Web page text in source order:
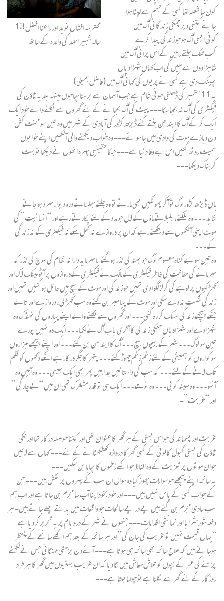
محترمہ افشاں نوید اور راعنا افضل 13
سالہ شبیر احمد کی والدہ کے ساتھ
کون‌سا شعلہ تھا کسی کے جسم سے لپٹا ہوا
جانے کتنی دیر چمکی زندگانی آگ میں
کوئی ایسی آگ ہو جو زندگی پیدا کرے
کب تلک جلتے رہیں گے اس پرانی آگ میں‌
شاہزادوں سے ملیں گی اب کہاں‌شہزادیاں
پھینک دی ہے کسی نے پریوں کی کہانی آگ میں (فاضل جمیلی)
یہ 11 ستمبر کی ڈھلتی ھوئی شام ہے جب آسمان سے برستا چھاجوں مینہہ بلدیہ ٹاؤن کی
فیکٹری کی آگ نہ بجھا سکا۔۔۔ پیٹ کی آگ بجھانے کے لئے گھروں سے نکلنے والے خود ایک
ایک کر کے آگ کا ایندھن بنتے گئے ڈیڑھ کڑور کی آبادی کے شہر میں وہ تین سو محنت کش
دن دہاڑے موت کی وادی میں جا سوئے۔۔۔ وہ خواب دیکھنے والی آنکھیں اپنے خوابوں
سمیت روٹھ گئیں اس بے وفا دنیا سے۔۔۔ جسکا حقیقیی چہرہ انھوں نے دیکھا تو بہت
کربناک دیکھا۔۔۔
ہاں ڈیڑھ کڑورلوگ تو آکر پھونکیں بھی مارتے تو وہ جلتے جھلساتے درو دیوار سرد ہو جاتے
شاید۔۔۔ وہ بلکتے، بلبلاتے ماؤں کے لال جو مدد کے لئے پکارتے رہے اور “انسانیت” کی
موت اپنی آنکھوں سے دیکھتے رہے کہ ان پر دروازے نہ کھل سکے نہ فیکٹری کے نہ زندگی
کے۔۔۔
وہ تین سو بے گناہ معصوم لوگ جو بھتہ کی نذر ہو گئے یا سرمایہ دارانہ نظام کی سوچ کی نذر کہ
سرمائے کی حفاظت کی خاطر فیکٹری کے مالک نے فیکٹری کےدروازوں پر آٹو میٹک لاک اور
کھڑکیوں پر لوہے کی گرلز لگوا دی تھیں جو زندگی اور موت کے بیچ میں حائل ہو گئیں تھیں اور
زندگی شکست نہ دے سکی اور موت کے پیامبر بن گئے وہ سب کھڑکی، دروازے اور تالے
جنکے پیچھے زندگی سسک کر رہ گئی۔۔۔ اور گھروں سے نکلنے والے اپنے پیاروں کی ٹھنڈک وہ
شہزادے اور شہزادیاں جنکی زندگی کا آخری باب آگ نے لکھا۔۔۔ ایک دو نہیں پورے
تین سو لوگ۔۔۔ شہر کے بیچوں بیچ۔۔۔ آگ کا ایندھن بن گئے۔۔۔ اور اپنے پیچھے ہزاروں
سوگواروں کو ہمیشی کے لئے زخم زخم چھوڑ گئے۔۔۔ پتھر کا جگر درکار ہے انکے دکھوں کو قلم
تک لانے کے لئے۔۔۔ کہ سب کی داستانیں جدا ہیں پھر بھی ایک جیسی۔۔۔ وہ آہیں وہ
آنسو۔۔۔ وہ سینہ کوبی۔۔۔ وہ نوحے۔۔۔ ایک ہی تو قدر مشترک تھی ان میں “بےچارگی ”
اور “غربت”۔
غربت اور پسماندگی جو اس بستی کے ہر گھر کا عنوان تھی اور کتنا حوصلہ درکار تھا اورنگی
ٹاؤن کی بستی گبول کالونی کے کسی گھر کا دروازہ کھٹکھٹانے کے لئے۔۔۔ کہاں سے لائیں
جوان موتوں پر تعزیت کے وہ الفاظ جو انکے زخموں کا پھاہا بن سکیں۔۔۔
یہ سانحہ اپنے پیچھے جو سوالات چھوڑ گیا وہ سوال ان سب کے چہروں پر نقش ہیں۔۔۔ جن
کے جواب کسی کے پاس نہیں ہیں۔۔۔ اور خود بخود اپنا آپ سا مجرم بن جاتا ہے اور اب ہم
سب عادی مجرم بن گئے ہیں پے در پے سانحات جو واقعات میں بدلتے چلے جاتے ہیں۔ ہر
دفعہ شور شرابا اور نمائشی اقدامات۔۔۔ جنھوں نے شہر کے درو بام پر یہ تحریر کر دیا ہے
“یہاں قیمت نہیں تو غریب کی جان کی” اور ہر سانحہ کے بعد ہم اگلے سانحے کے منتظر
ہوجا تے ہیں کہ علاج سانحہ بھی سانحہ ہی ہوتا ہے۔۔۔ آئے دن بڑھتی مہنگائی جس نے لکھنے
پڑھنے کی عمر کے بچوں کو تلاش معاش میں لگا دیا کہ ان غریب بستیوں میں گھر کا ہر فرد
روزگار کے لئے گھر سے نکلتا ہے تو چولہا جلتا ہے۔۔۔